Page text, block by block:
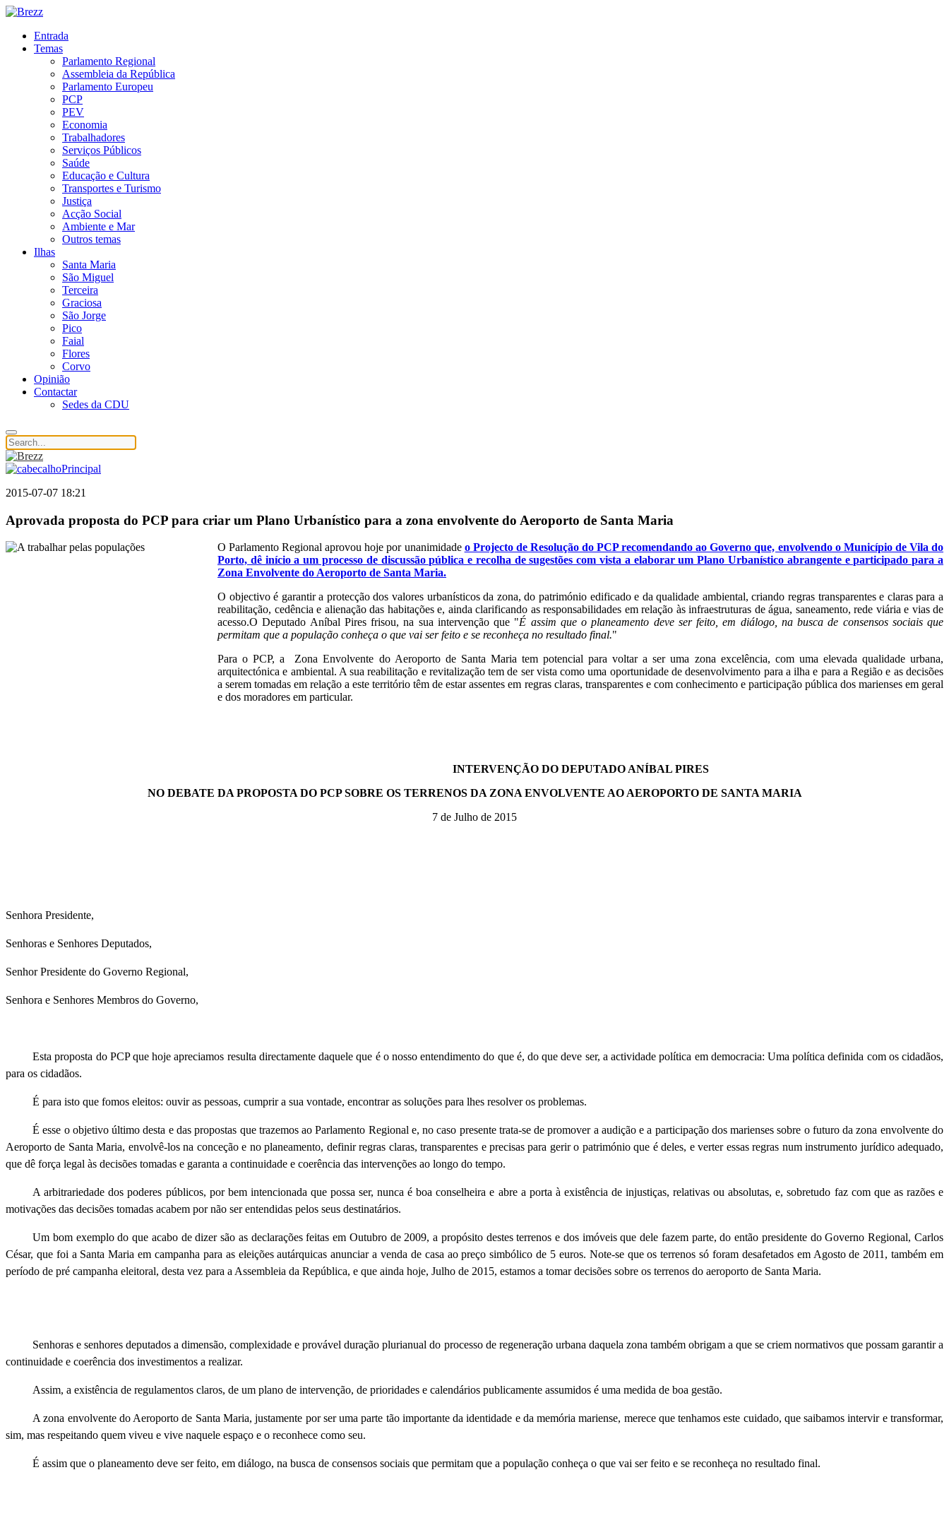
Entrada
Temas
Parlamento Regional
Assembleia da República
Parlamento Europeu
PCP
PEV
Economia
Trabalhadores
Serviços Públicos
Saúde
Educação e Cultura
Transportes e Turismo
Justiça
Acção Social
Ambiente e Mar
Outros temas
Ilhas
Santa Maria
São Miguel
Terceira
Graciosa
São Jorge
Pico
Faial
Flores
Corvo
Opinião
Contactar
Sedes da CDU
2015-07-07 18:21
Aprovada proposta do PCP para criar um Plano Urbanístico para a zona envolvente do Aeroporto de Santa Maria
O Parlamento Regional aprovou hoje por unanimidade o Projecto de Resolução do PCP recomendando ao Governo que, envolvendo o Município de Vila do
Porto, dê início a um processo de discussão pública e recolha de sugestões com vista a elaborar um Plano Urbanístico abrangente e participado para a
Zona Envolvente do Aeroporto de Santa Maria.
O objectivo é garantir a protecção dos valores urbanísticos da zona, do património edificado e da qualidade ambiental, criando regras transparentes e claras para a
reabilitação, cedência e alienação das habitações e, ainda clarificando as responsabilidades em relação às infraestruturas de água, saneamento, rede viária e vias de
acesso.O Deputado Aníbal Pires frisou, na sua intervenção que "É assim que o planeamento deve ser feito, em diálogo, na busca de consensos sociais que
permitam que a população conheça o que vai ser feito e se reconheça no resultado final."
Para o PCP, a Zona Envolvente do Aeroporto de Santa Maria tem potencial para voltar a ser uma zona excelência, com uma elevada qualidade urbana,
arquitectónica e ambiental. A sua reabilitação e revitalização tem de ser vista como uma oportunidade de desenvolvimento para a ilha e para a Região e as decisões
a serem tomadas em relação a este território têm de estar assentes em regras claras, transparentes e com conhecimento e participação pública dos marienses em geral
e dos moradores em particular.
INTERVENÇÃO DO DEPUTADO ANÍBAL PIRES
NO DEBATE DA PROPOSTA DO PCP SOBRE OS TERRENOS DA ZONA ENVOLVENTE AO AEROPORTO DE SANTA MARIA
7 de Julho de 2015
Senhora Presidente,
Senhoras e Senhores Deputados,
Senhor Presidente do Governo Regional,
Senhora e Senhores Membros do Governo,
Esta proposta do PCP que hoje apreciamos resulta directamente daquele que é o nosso entendimento do que é, do que deve ser, a actividade política em democracia: Uma política definida com os cidadãos,
para os cidadãos.
É para isto que fomos eleitos: ouvir as pessoas, cumprir a sua vontade, encontrar as soluções para lhes resolver os problemas.
É esse o objetivo último desta e das propostas que trazemos ao Parlamento Regional e, no caso presente trata-se de promover a audição e a participação dos marienses sobre o futuro da zona envolvente do
Aeroporto de Santa Maria, envolvê-los na conceção e no planeamento, definir regras claras, transparentes e precisas para gerir o património que é deles, e verter essas regras num instrumento jurídico adequado,
que dê força legal às decisões tomadas e garanta a continuidade e coerência das intervenções ao longo do tempo.
A arbitrariedade dos poderes públicos, por bem intencionada que possa ser, nunca é boa conselheira e abre a porta à existência de injustiças, relativas ou absolutas, e, sobretudo faz com que as razões e
motivações das decisões tomadas acabem por não ser entendidas pelos seus destinatários.
Um bom exemplo do que acabo de dizer são as declarações feitas em Outubro de 2009, a propósito destes terrenos e dos imóveis que dele fazem parte, do então presidente do Governo Regional, Carlos
César, que foi a Santa Maria em campanha para as eleições autárquicas anunciar a venda de casa ao preço simbólico de 5 euros. Note-se que os terrenos só foram desafetados em Agosto de 2011, também em
período de pré campanha eleitoral, desta vez para a Assembleia da República, e que ainda hoje, Julho de 2015, estamos a tomar decisões sobre os terrenos do aeroporto de Santa Maria.
Senhoras e senhores deputados a dimensão, complexidade e provável duração plurianual do processo de regeneração urbana daquela zona também obrigam a que se criem normativos que possam garantir a
continuidade e coerência dos investimentos a realizar.
Assim, a existência de regulamentos claros, de um plano de intervenção, de prioridades e calendários publicamente assumidos é uma medida de boa gestão.
A zona envolvente do Aeroporto de Santa Maria, justamente por ser uma parte tão importante da identidade e da memória mariense, merece que tenhamos este cuidado, que saibamos intervir e transformar,
sim, mas respeitando quem viveu e vive naquele espaço e o reconhece como seu.
É assim que o planeamento deve ser feito, em diálogo, na busca de consensos sociais que permitam que a população conheça o que vai ser feito e se reconheça no resultado final.